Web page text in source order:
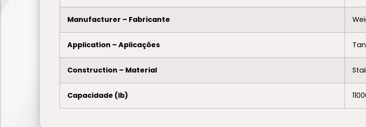
Manufacturer – Fabricante
Application – Aplicações
Construction – Material
Capacidade (lb)